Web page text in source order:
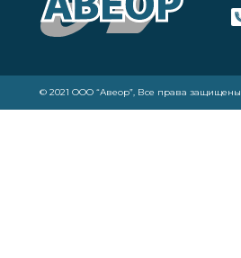
© 2021 ООО “Авеор”, Все права защищены